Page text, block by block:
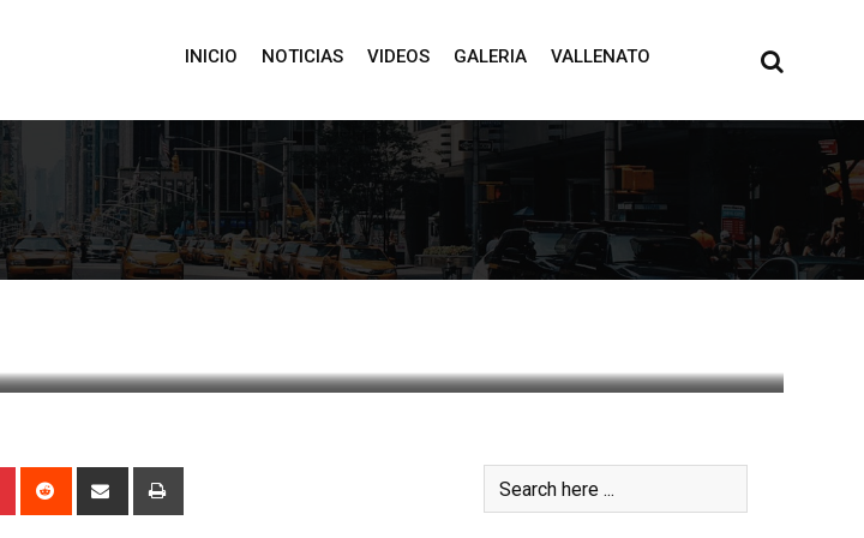
INICIO NOTICIAS VIDEOS GALERIA VALLENATO
Pinterest Reddit
Share